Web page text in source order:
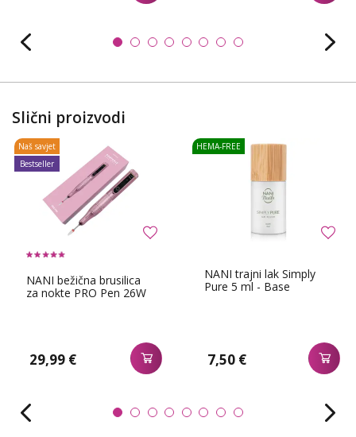
Slični proizvodi
NANI bežična brusilica
za nokte PRO Pen 26W
29,99 €
Naš savjet
Bestseller
NANI trajni lak Simply
Pure 5 ml - Base
7,50 €
HEMA-FREE